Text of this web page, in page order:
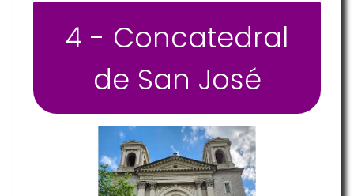
4 - Concatedral
de San José